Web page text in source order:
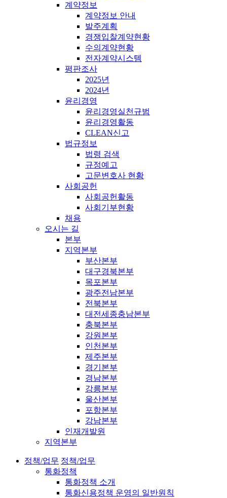
계약정보
계약정보 안내
발주계획
경쟁입찰계약현황
수의계약현황
전자계약시스템
평판조사
2025년
2024년
윤리경영
윤리경영실천규범
윤리경영활동
CLEAN신고
법규정보
법령 검색
규정예고
고문변호사 현황
사회공헌
사회공헌활동
사회기부현황
채용
오시는 길
본부
지역본부
부산본부
대구경북본부
목포본부
광주전남본부
전북본부
대전세종충남본부
충북본부
강원본부
인천본부
제주본부
경기본부
경남본부
강릉본부
울산본부
포항본부
강남본부
인재개발원
지역본부
정책/업무 정책/업무
통화정책
통화정책 소개
통화신용정책 운영의 일반원칙